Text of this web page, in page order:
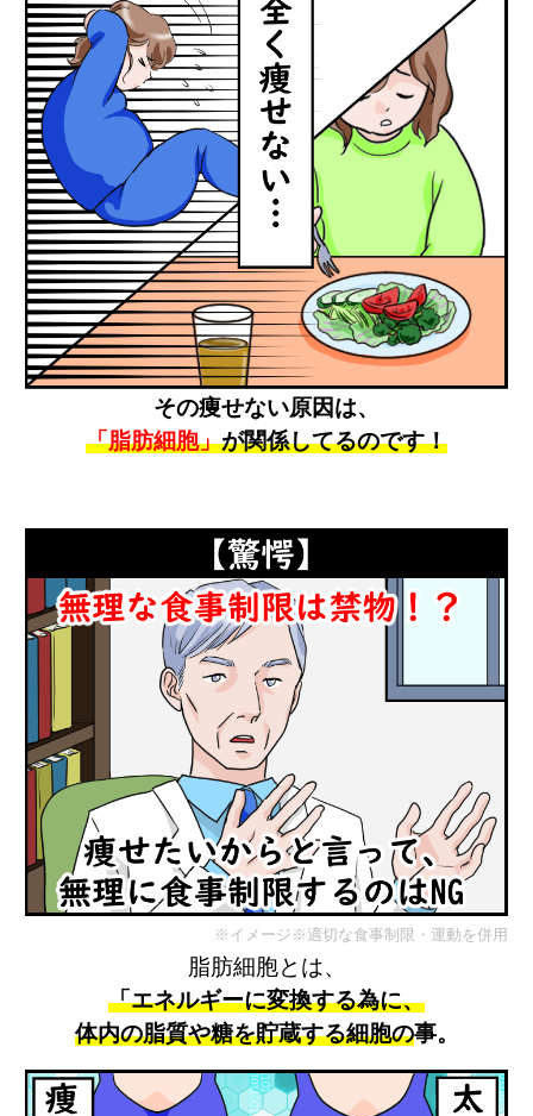
その痩せない原因は、
「脂肪細胞」が関係してるのです！
※イメージ ※適切な食事制限・運動を併用
脂肪細胞とは、
「エネルギーに変換する為に、
体内の脂質や糖を貯蔵する細胞の事。